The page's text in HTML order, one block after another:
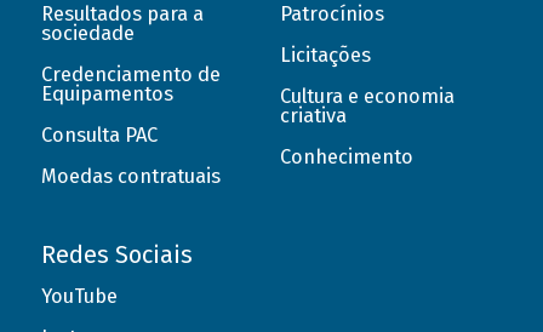
Resultados para a
sociedade
Credenciamento de
Equipamentos
Consulta PAC
Moedas contratuais
Patrocínios
Licitações
Cultura e economia
criativa
Conhecimento
Redes Sociais
YouTube